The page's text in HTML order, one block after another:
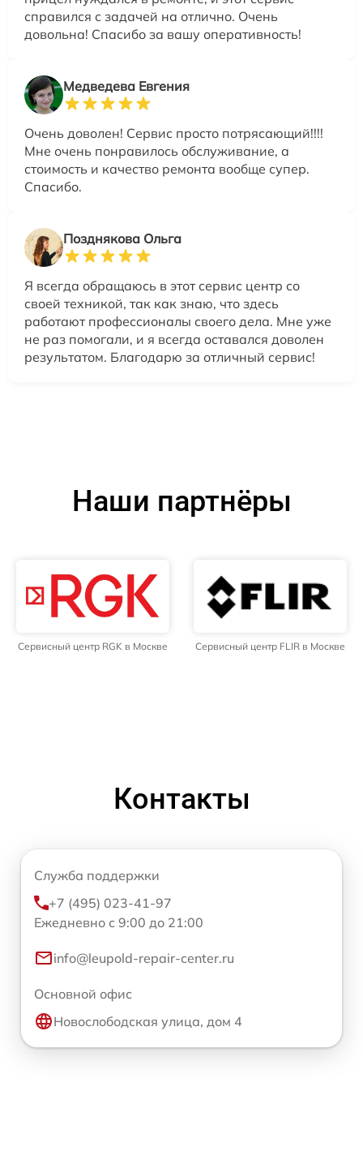
справился с задачей на отлично. Очень
довольна! Спасибо за вашу оперативность!
Медведева Евгения
Очень доволен! Сервис просто потрясающий!!!!
Мне очень понравилось обслуживание, а
стоимость и качество ремонта вообще супер.
Спасибо.
Позднякова Ольга
Я всегда обращаюсь в этот сервис центр со
своей техникой, так как знаю, что здесь
работают профессионалы своего дела. Мне уже
не раз помогали, и я всегда оставался доволен
результатом. Благодарю за отличный сервис!
Наши партнёры
Сервисный центр RGK в Москве Сервисный центр FLIR в Москве
Контакты
Служба поддержки
+7 (495) 023-41-97
Ежедневно с 9:00 до 21:00
info@leupold-repair-center.ru
Основной офис
Новослободская улица, дом 4